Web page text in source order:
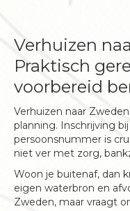
Verhuizen
Praktisch
voorbereid
Verhuizen naar
planning. Inschrijving
persoonsnummer is
niet ver met zorg,
Woon je buitenaf, dan
eigen waterbron en
Zweden, maar vraagt